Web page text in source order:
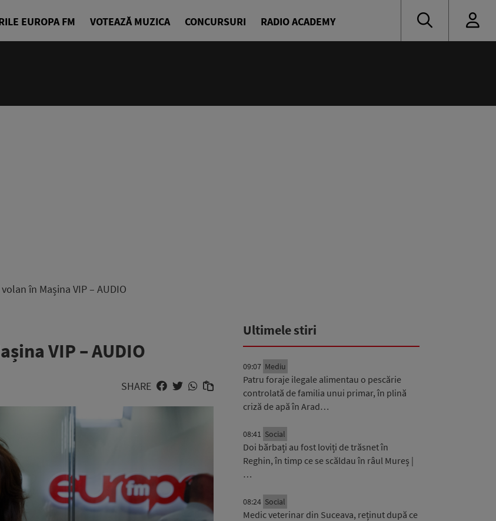
EUROPA FM VOTEAZĂ MUZICA CONCURSURI RADIO ACADEMY
în Mașina VIP – AUDIO
VIP – AUDIO
SHARE
Ultimele stiri
09:07 Mediu
Patru foraje ilegale alimentau o pescărie
controlată de familia unui primar, în plină
criză de apă în Arad…
08:41 Social
Doi bărbați au fost loviți de trăsnet în
Reghin, în timp ce se scăldau în râul Mureș |
…
08:24 Social
Medic veterinar din Suceava, reținut după ce